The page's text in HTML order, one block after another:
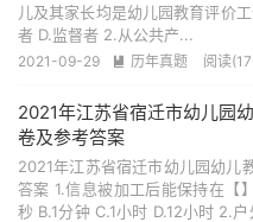
儿及其家长均是幼儿园教育评价
者 D.监督者 2.从公共产...
2021-09-29  历年真题 阅读
2021年江苏省宿迁市幼儿园
卷及参考答案
2021年江苏省宿迁市幼儿园幼儿
答案 1.信息被加工后能保持在【
秒 B.1分钟 C.1小时 D.12小时 2.